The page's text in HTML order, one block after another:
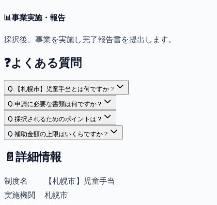
📊事業実施・報告
採択後、事業を実施し完了報告書を提出します。
❓よくある質問
Q. 【札幌市】児童手当とは何ですか？
Q.申請に必要な書類は何ですか？
Q.採択されるためのポイントは？
Q.補助金額の上限はいくらですか？
📄 詳細情報
制度名
【札幌市】児童手当
実施機関
札幌市